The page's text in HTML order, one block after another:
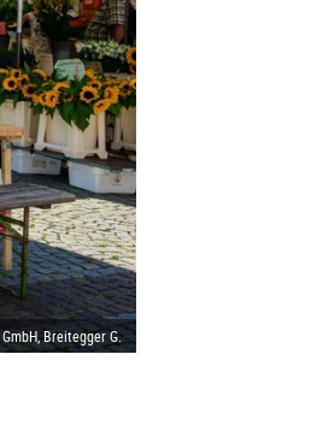
Breitegger G.